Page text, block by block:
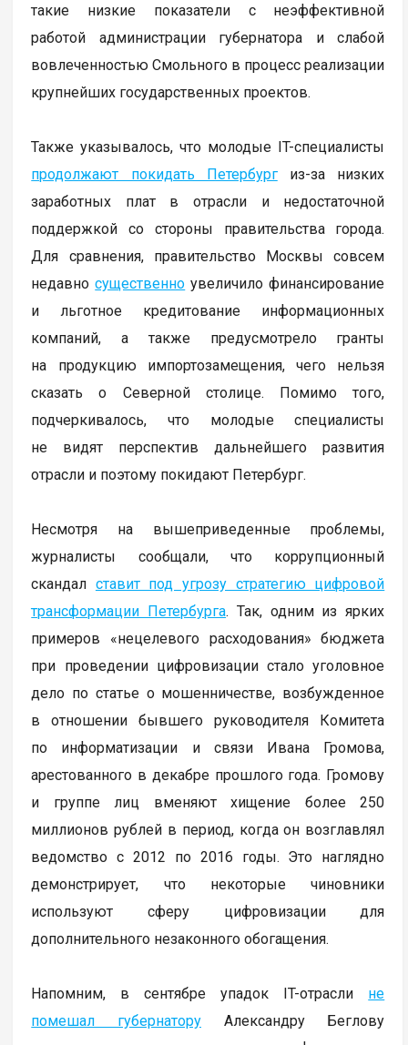
такие низкие показатели с неэффективной
работой администрации губернатора и слабой
вовлеченностью Смольного в процесс реализации
крупнейших государственных проектов.
Также указывалось, что молодые IT-специалисты
продолжают покидать Петербургиз-за низких
заработных плат в отрасли и недостаточной
поддержкой со стороны правительства города.
Для сравнения, правительство Москвы совсем
недавносущественно увеличило финансирование
и льготное кредитование информационных
компаний, а также предусмотрело гранты
на продукцию импортозамещения, чего нельзя
сказать о Северной столице. Помимо того,
подчеркивалось, что молодые специалисты
не видят перспектив дальнейшего развития
отрасли и поэтому покидают Петербург.
Несмотря на вышеприведенные проблемы,
журналисты сообщали, что коррупционный
скандал ставит под угрозу стратегию цифровой
трансформации Петербурга. Так, одним из ярких
примеров «нецелевого расходования» бюджета
при проведении цифровизации стало уголовное
дело по статье о мошенничестве, возбужденное
в отношении бывшего руководителя Комитета
по информатизации и связи Ивана Громова,
арестованного в декабре прошлого года. Громову
и группе лиц вменяют хищение более 250
миллионов рублей в период, когда он возглавлял
ведомство с 2012 по 2016 годы. Это наглядно
демонстрирует, что некоторые чиновники
используют сферу цифровизации для
дополнительного незаконного обогащения.
Напомним, в сентябре упадок IT-отрасли не
помешал губернаторуАлександру Беглову